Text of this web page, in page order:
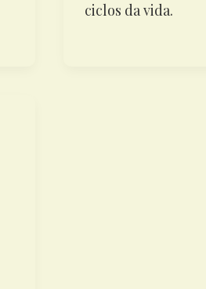
ciclos da vida.